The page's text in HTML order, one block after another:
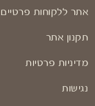
אתר ללקוחות פרטיים
תקנון אתר
מדיניות פרטיות
נגישות